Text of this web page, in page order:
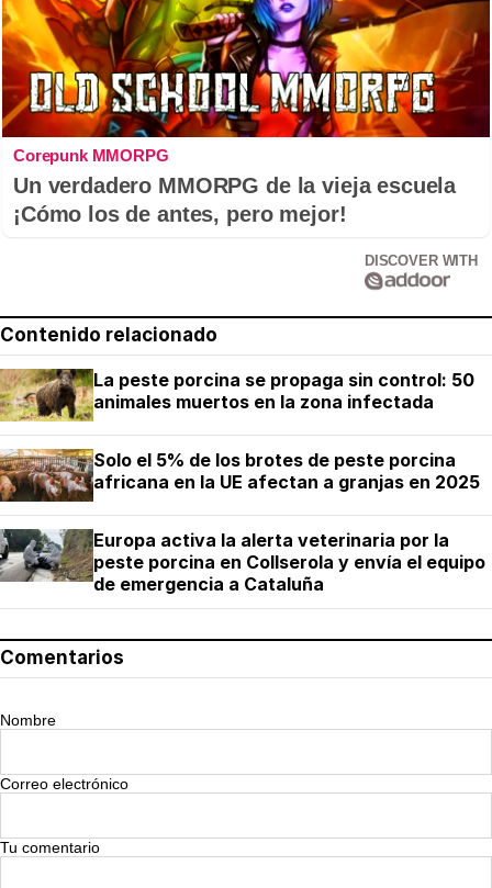
Corepunk MMORPG
Un verdadero MMORPG de la vieja escuela
¡Cómo los de antes, pero mejor!
DISCOVER WITH
Contenido relacionado
La peste porcina se propaga sin control: 50
animales muertos en la zona infectada
Solo el 5% de los brotes de peste porcina
africana en la UE afectan a granjas en 2025
Europa activa la alerta veterinaria por la
peste porcina en Collserola y envía el equipo
de emergencia a Cataluña
Comentarios
Nombre
Correo electrónico
Tu comentario